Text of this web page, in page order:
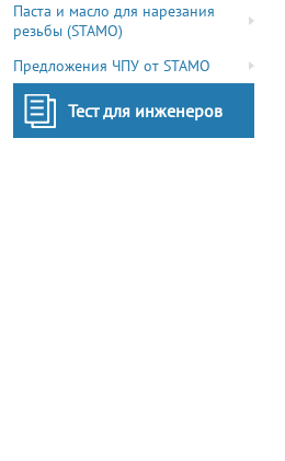
Паста и масло для нарезания
резьбы (STAMO)
Предложения ЧПУ от STAMO
Тест для инженеров